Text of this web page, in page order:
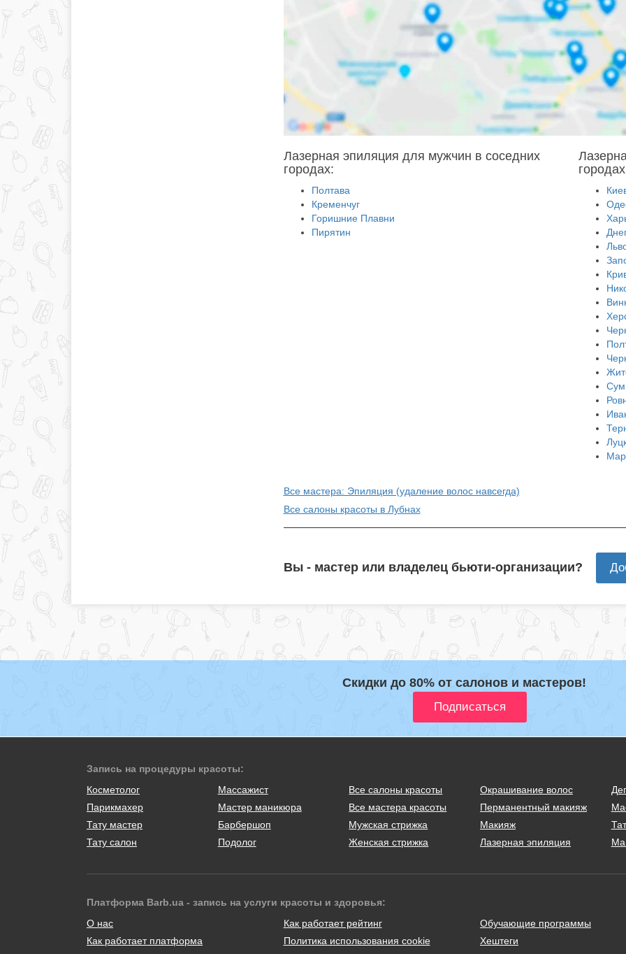
Лазерная эпиляция для мужчин в соседних
городах:
Полтава
Кременчуг
Горишние Плавни
Пирятин
Все мастера: Эпиляция (удаление волос навсегда)
Все салоны красоты в Лубнах
Вы - мастер или владелец бьюти-организации?
Скидки до 80% от салонов и мастеров!
Запись на процедуры красоты:
Косметолог
Массажист
Парикмахер
Мастер маникюра
Тату мастер
Барбершоп
Тату салон
Подолог
Все салоны красоты
Все мастера красоты
Мужская стрижка
Женская стрижка
Окрашивание волос
Перманентный макияж
Макияж
Лазерная эпиляция
Платформа Barb.ua - запись на услуги красоты и здоровья:
О нас
Как работает платформа
Как работает рейтинг
Политика использования cookie
Обучающие программы
Хештеги